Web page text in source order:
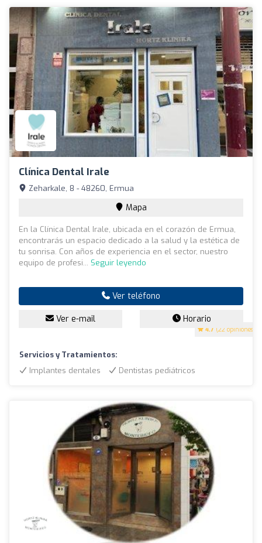
Clínica Dental Irale
4.7 (22 opiniones)
Zeharkale, 8 - 48260, Ermua
Mapa
En la Clínica Dental Irale, ubicada en el corazón de Ermua,
encontrarás un espacio dedicado a la salud y la estética de
tu sonrisa. Con años de experiencia en el sector, nuestro
equipo de profesi... Seguir leyendo
Ver teléfono
Ver e-mail Horario
Servicios y Tratamientos:
Implantes dentales
Dentistas pediátricos